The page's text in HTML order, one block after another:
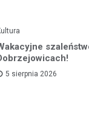
5 sierpnia 2026